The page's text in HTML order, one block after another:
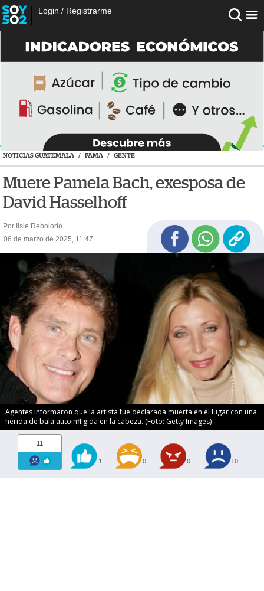
Login / Registrarme
NOTICIAS GUATEMALA / FAMA / GENTE
Muere Pamela Bach, exesposa de
David Hasselhoff
Por Ilsie Rebolorio
06 de marzo de 2025, 11:47
Agentes informaron que la artista fue declarada muerta en el lugar con una
herida de bala autoinfligida en la cabeza. (Foto: Getty Images)
11
1 0 0 10